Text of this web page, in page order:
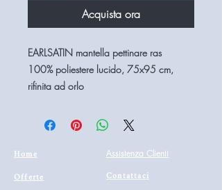
Acquista ora
EARLSATIN mantella pettinare ras
100% poliestere lucido, 75x95 cm,
rifinita ad orlo
Home
Offerte
Assistenza Clienti
Contattaci